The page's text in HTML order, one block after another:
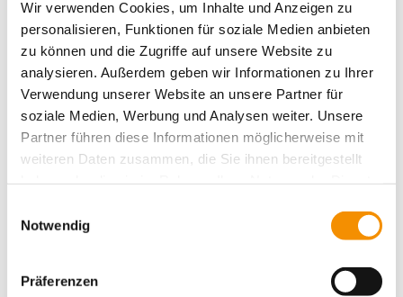
Wir verwenden Cookies, um Inhalte und Anzeigen zu
personalisieren, Funktionen für soziale Medien anbieten
zu können und die Zugriffe auf unsere Website zu
analysieren. Außerdem geben wir Informationen zu Ihrer
Verwendung unserer Website an unsere Partner für
soziale Medien, Werbung und Analysen weiter. Unsere
Partner führen diese Informationen möglicherweise mit
weiteren Daten zusammen, die Sie ihnen bereitgestellt
Notwendig
Präferenzen
einzigartig Entspannung Essen Essen für alle
Events family
Karneval kiddys Kreativität Kunst Köln Köln bei
Nacht Köln Umgebung lifestyle Messe Messen music
party Rhein Romantik schwimmen Shopping
Sightseeing Spielen & Spaß Sport summertime Süßes
Trinken Typisch Köln Umgebung Veranstaltungen